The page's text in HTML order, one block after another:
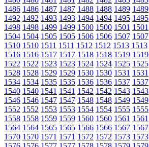
1486 1486 1487 1487 1488 1488 1489 1489
1492 1492 1493 1493 1494 1494 1495 1495
1498 1498 1499 1499 1500 1500 1501 1501
1504 1504 1505 1505 1506 1506 1507 1507
1510 1510 1511 1511 1512 1512 1513 1513
1516 1516 1517 1517 1518 1518 1519 1519
1522 1522 1523 1523 1524 1524 1525 1525
1528 1528 1529 1529 1530 1530 1531 1531
1534 1534 1535 1535 1536 1536 1537 1537
1540 1540 1541 1541 1542 1542 1543 1543
1546 1546 1547 1547 1548 1548 1549 1549
1552 1552 1553 1553 1554 1554 1555 1555
1558 1558 1559 1559 1560 1560 1561 1561
1564 1564 1565 1565 1566 1566 1567 1567
1570 1570 1571 1571 1572 1572 1573 1573